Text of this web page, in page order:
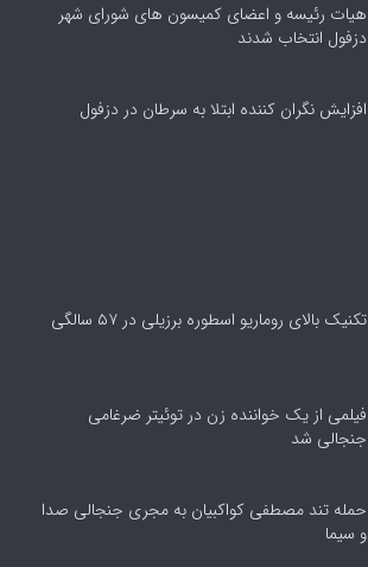
هیات رئیسه و اعضای کمیسون های شورای شهر
دزفول انتخاب شدند
افزایش نگران کننده ابتلا به سرطان در دزفول
تکنیک بالای روماریو اسطوره برزیلی در ۵۷ سالگی
فیلمی از یک خواننده زن در توئیتر ضرغامی
جنجالی شد
حمله تند مصطفی کواکبیان به مجری جنجالی صدا
و سیما